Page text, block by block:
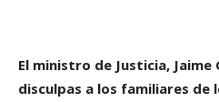
El ministro de Justicia,
disculpas a los familiares de